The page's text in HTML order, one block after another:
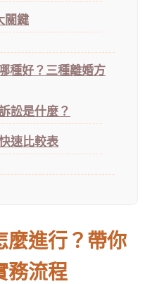
關鍵
種好？三種離婚方
訟是什麼？
速比較表
麼進行？帶你
務流程